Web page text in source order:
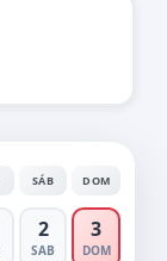
SÁB DOM
2
SAB
3
DOM